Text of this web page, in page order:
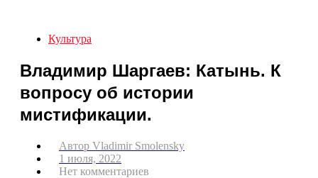
Культура
Владимир Шаргаев: Катынь. К
вопросу об истории
мистификации.
Автор Vladimir Smolensky
1 июля, 2022
Нет комментариев